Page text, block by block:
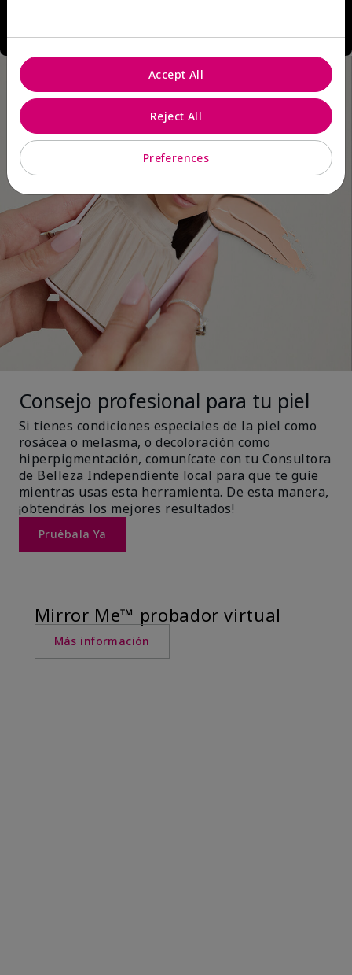
Consejo profesional para tu piel
Si tienes condiciones especiales de la piel como
rosácea o melasma, o decoloración como
hiperpigmentación, comunícate con tu Consultora
de Belleza Independiente local para que te guíe
mientras usas esta herramienta. De esta manera,
¡obtendrás los mejores resultados!
Pruébala Ya
Mirror Me™ probador virtual
Más información
Preferences
Reject All
Accept All